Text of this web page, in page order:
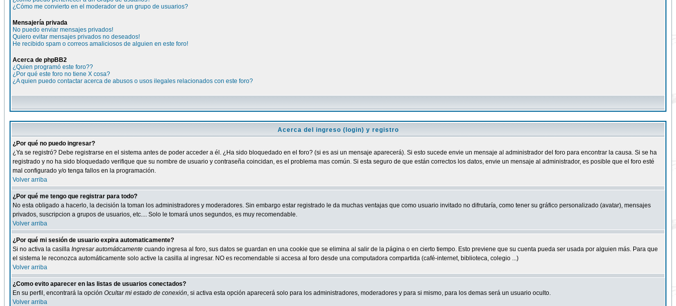
¿Cómo me convierto en el moderador de un grupo de usuarios?
Mensajería privada
No puedo enviar mensajes privados!
Quiero evitar mensajes privados no deseados!
He recibido spam o correos amaliciosos de alguien en este foro!
Acerca de phpBB2
¿Quien programó este foro??
¿Por qué este foro no tiene X cosa?
¿A quien puedo contactar acerca de abusos o usos ilegales relacionados con este foro?
Acerca del ingreso (login) y registro
¿Por qué no puedo ingresar?
¿Ya se registró? Debe registrarse en el sistema antes de poder acceder a él. ¿Ha sido bloquedado en el foro? (si es asi un mensaje aparecerá). Si esto sucede envie un mensaje al administrador del foro para encontrar la causa. Si se ha
registrado y no ha sido bloquedado verifique que su nombre de usuario y contraseña coincidan, es el problema mas común. Si esta seguro de que están correctos los datos, envie un mensaje al administrador, es posible que el foro esté
mal configurado y/o tenga fallos en la programación.
Volver arriba
¿Por qué me tengo que registrar para todo?
No esta obligado a hacerlo, la decisión la toman los administradores y moderadores. Sin embargo estar registrado le da muchas ventajas que como usuario invitado no difrutaría, como tener su gráfico personalizado (avatar), mensajes
privados, suscripcion a grupos de usuarios, etc.... Solo le tomará unos segundos, es muy recomendable.
Volver arriba
¿Por qué mi sesión de usuario expira automaticamente?
Si no activa la casilla Ingresar automáticamente cuando ingresa al foro, sus datos se guardan en una cookie que se elimina al salir de la página o en cierto tiempo. Esto previene que su cuenta pueda ser usada por alguien más. Para que
el sistema le reconozca automáticamente solo active la casilla al ingresar. NO es recomendable si accesa al foro desde una computadora compartida (café-internet, biblioteca, colegio ...)
Volver arriba
¿Como evito aparecer en las listas de usuarios conectados?
En su perfil, encontrará la opción Ocultar mi estado de conexión, si activa esta opción aparecerá solo para los administradores, moderadores y para si mismo, para los demas será un usuario oculto.
Volver arriba